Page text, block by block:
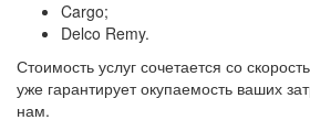
Cargo;
Delco Remy.
Стоимость услуг сочетается со
уже гарантирует окупаемость ваших
нам.